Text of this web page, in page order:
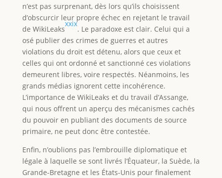
n’est pas surprenant, dès lors qu’ils choisissent
d’obscurcir leur propre échec en rejetant le travail
de WikiLeaks
xxix
. Le paradoxe est clair. Celui qui a
osé publier des crimes de guerres et autres
violations du droit est détenu, alors que ceux et
celles qui ont ordonné et sanctionné ces violations
demeurent libres, voire respectés. Néanmoins, les
grands médias ignorent cette incohérence.
L’importance de WikiLeaks et du travail d’Assange,
qui nous offrent un aperçu des mécanismes cachés
du pouvoir en publiant des documents de source
primaire, ne peut donc être contestée.
Enfin, n’oublions pas l’embrouille diplomatique et
légale à laquelle se sont livrés l’Équateur, la Suède, la
Grande-Bretagne et les États-Unis pour finalement